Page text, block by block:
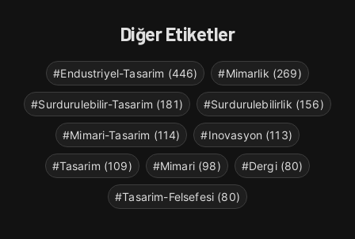
Diğer Etiketler
#Endustriyel-Tasarim (446) #Mimarlik (269)
#Surdurulebilir-Tasarim (181) #Surdurulebilirlik (156)
#Mimari-Tasarim (114) #Inovasyon (113)
#Tasarim (109) #Mimari (98) #Dergi (80)
#Tasarim-Felsefesi (80)